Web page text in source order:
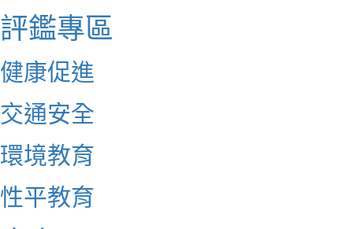
評鑑專區
健康促進
交通安全
環境教育
性平教育